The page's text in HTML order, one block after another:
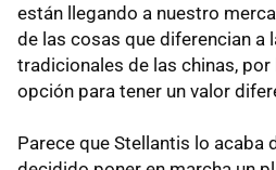
están llegando a nuestro
de las cosas que diferencian a
tradicionales de las chinas, por
opción para tener un valor
Parece que Stellantis lo acaba